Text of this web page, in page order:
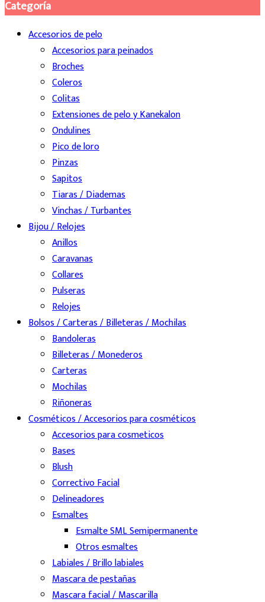
Categoría
Accesorios de pelo
Accesorios para peinados
Broches
Coleros
Colitas
Extensiones de pelo y Kanekalon
Ondulines
Pico de loro
Pinzas
Sapitos
Tiaras / Diademas
Vinchas / Turbantes
Bijou / Relojes
Anillos
Caravanas
Collares
Pulseras
Relojes
Bolsos / Carteras / Billeteras / Mochilas
Bandoleras
Billeteras / Monederos
Carteras
Mochilas
Riñoneras
Cosméticos / Accesorios para cosméticos
Accesorios para cosmeticos
Bases
Blush
Correctivo Facial
Delineadores
Esmaltes
Esmalte SML Semipermanente
Otros esmaltes
Labiales / Brillo labiales
Mascara de pestañas
Mascara facial / Mascarilla